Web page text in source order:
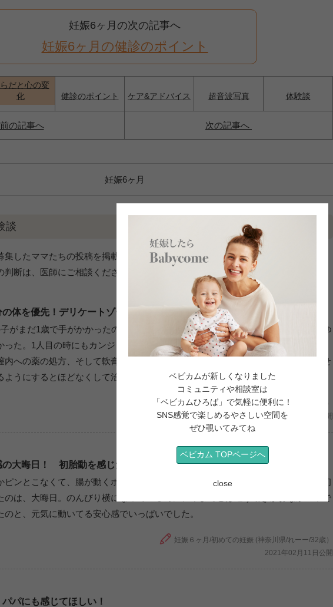
妊娠6ヶ月の次の記事へ
妊娠6ヶ月の健診のポイント
だと心の変
化
健診のポイント ケア&アドバイス 超音波写真 体験談
前の記事へ 次の記事へ
妊娠6ヶ月
談
集したママたちの投稿を掲載しています。あくまでも一個人の経験としてお読みく
断は、医師にご相談ください。
体を優先！デリケートゾーンのかゆみが治った。
がまだ1歳で手がかかったのでゆっくりする時間がなく、デリケートゾーンのかゆ
た。1人目の時にもカンジダ診断されたが、その時は一度の薬の処方で完治。し
内への薬の処方、そして軟膏などの薬も使用したが治らず。結局、家事を完璧にせ
ようにするとほどなくして治った。妊娠期は自分の休息を優先した方が良い。
妊娠6ヶ月/2人目の妊娠 (沖縄県/ふたりまま/29歳）
2021年06月11日公開
の大晦日！ 初胎動を感じた日
ピンとこなくて、腸が動くポコポコしたのと区別がつくのわかりませんでした。初
のは、大晦日。のんびり横になっている時に、今までとは違う動きがおなかの中で
と、元気に動いてる安心感でいっぱいでした。
妊娠６ヶ月/初めての妊娠 (神奈川県/れーー/32歳）
2021年02月11日公開
パにも感じてほしい！
ベビカムが新しくなりました
コミュニティや相談室は
「ベビカムひろば」で気軽に便利に！
SNS感覚で楽しめるやさしい空間を
ぜひ覗いてみてね
ベビカム TOPページへ
close